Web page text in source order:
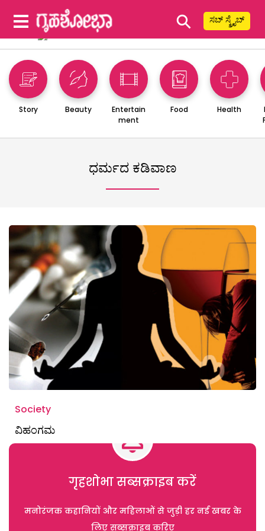
⚲ ಸಬ್ ಸ್ಕ್ರೈಬ್
Story Beauty
Entertain
ment
Food Health
ಧರ್ಮದ ಕಡಿವಾಣ
Society
ವಿಹಂಗಮ
गृहशोभा सब्सक्राइब करें
मनोरंजक कहानियों और महिलाओं से जुड़ी हर नई खबर के
लिए सब्सक्राइब करिए